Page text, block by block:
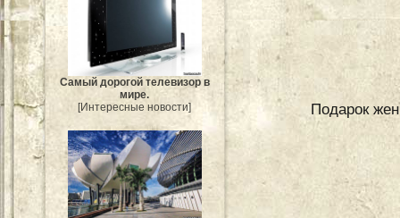
Самый дорогой телевизор в
мире.
[Интересные новости]
Подарок